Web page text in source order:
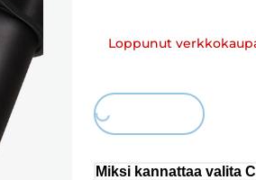
Loppunut
Loading...
Miksi kannattaa valita